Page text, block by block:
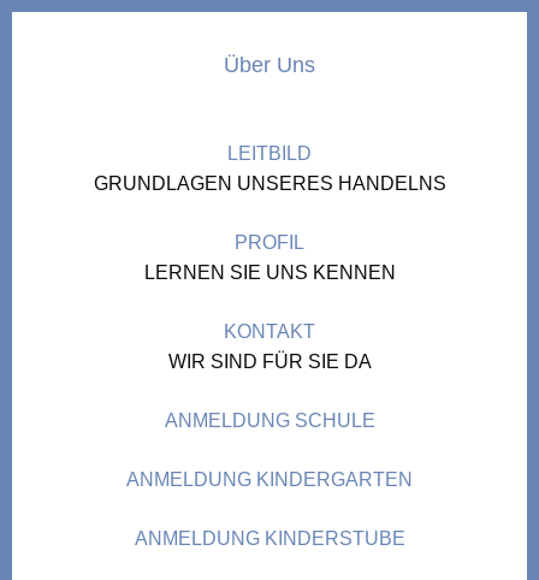
Über Uns
LEITBILD
GRUNDLAGEN UNSERES HANDELNS
PROFIL
LERNEN SIE UNS KENNEN
KONTAKT
WIR SIND FÜR SIE DA
ANMELDUNG SCHULE
ANMELDUNG KINDERGARTEN
ANMELDUNG KINDERSTUBE